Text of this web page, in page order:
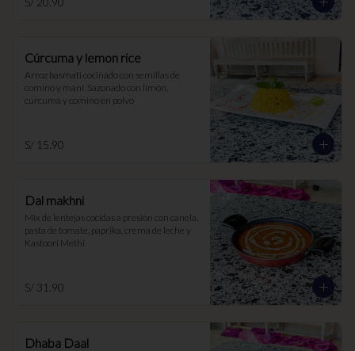
Cúrcuma y lemon rice
Arroz basmati cocinado con semillas de
comino y maní. Sazonado con limón,
cúrcuma y comino en polvo
S/ 15.90
Dal makhni
Mix de lentejas cocidas a presión con canela,
pasta de tomate, paprika, crema de leche y
Kastoori Methi
S/ 31.90
Dhaba Daal